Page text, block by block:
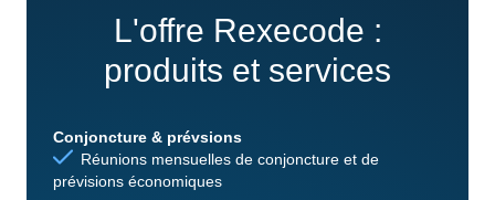
L'offre Rexecode :
produits et services
Conjoncture & prévsions
Réunions mensuelles de conjoncture et de
prévisions économiques